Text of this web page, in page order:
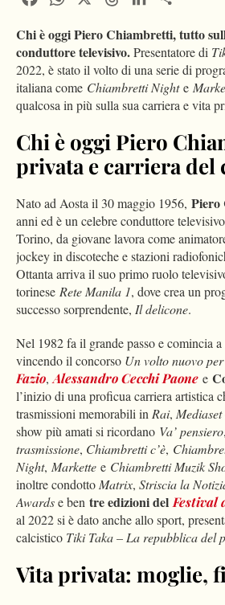
Chi è oggi Piero Chiambretti, tutto
conduttore televisivo.Presentatore di
2022, è stato il volto di una serie di
italiana come Chiambretti Nighte
qualcosa in più sulla sua carriera e vita
Chi è oggi Piero
privata e carriera del
Nato ad Aosta il 30 maggio 1956, Piero
anni ed è un celebre conduttore
Torino, da giovane lavora come
jockey in discoteche e stazioni
Ottanta arriva il suo primo ruolo
torinese Rete Manila 1, dove crea un
successo sorprendente, Il delicone.
Nel 1982 fa il grande passo e comincia
vincendo il concorso Un volto nuovo
Fazio,Alessandro Cecchi Paone e
l’inizio di una proficua carriera artistica
trasmissioni memorabili inRai, Mediaset
show più amati si ricordano Va’ pensiero,
trasmissione, Chiambretti c’è,
Night, Markette e Chiambretti Muzik
inoltre condottoMatrix, Striscia la
Awardse ben tre edizioni delFestival
al 2022 si è dato anche allo sport,
calcistico Tiki Taka – La repubblica del
Vita privata: moglie,